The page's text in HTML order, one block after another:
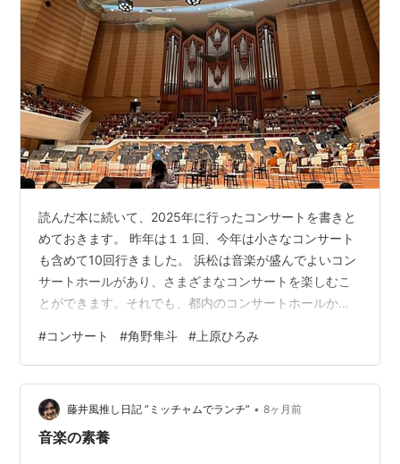
読んだ本に続いて、2025年に行ったコンサートを書きと
めておきます。 昨年は１１回、今年は小さなコンサート
も含めて10回行きました。 浜松は音楽が盛んでよいコン
サートホールがあり、さまざまなコンサートを楽しむこ
とができます。それでも、都内のコンサートホールから
行けないという一抹の寂しさも感じます。 １．2/16 角野
隼斗全国ツアー2025『HUMAN UNIVERSE』大阪シンフ
ォニーホール ２．2/22 角野隼斗全国ツアー
2025『HUMAN UNIVERSE』サントリーホール ３．5/25
Penthouse「Penthouse ONE M…
#コンサート #角野隼斗 # 上原ひろみ
藤井風推し日記 ”ミッチャムでランチ” • 8ヶ月前
音楽の素養